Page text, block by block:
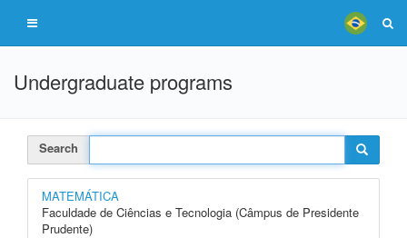
Undergraduate programs
Search
MATEMÁTICA
Faculdade de Ciências e Tecnologia (Câmpus de Presidente
Prudente)